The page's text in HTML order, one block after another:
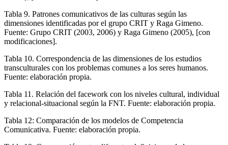
Tabla 9. Patrones comunicativos de las culturas según las
dimensiones identificadas por el grupo CRIT y Raga Gimeno.
Fuente: Grupo CRIT (2003, 2006) y Raga Gimeno (2005), [con
modificaciones].
Tabla 10. Correspondencia de las dimensiones de los estudios
transculturales con los problemas comunes a los seres humanos.
Fuente: elaboración propia.
Tabla 11. Relación del facework con los niveles cultural, individual
y relacional-situacional según la FNT. Fuente: elaboración propia.
Tabla 12: Comparación de los modelos de Competencia
Comunicativa. Fuente: elaboración propia.